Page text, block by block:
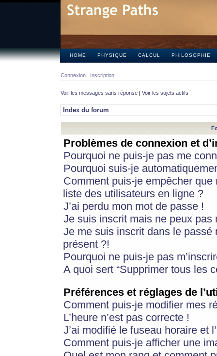
HOME PHYSIQUE CALCUL PHILOSOPHIE
Connexion Inscription
Voir les messages sans réponse | Voir les sujets actifs
Index du forum
Problèmes de connexion et
Pourquoi ne puis-je pas me
Pourquoi suis-je
Comment puis-je empêcher
liste des utilisateurs en ligne ?
J’ai perdu mon mot de passe !
Je suis inscrit mais ne peux pas
Je me suis inscrit dans le
présent ?!
Pourquoi ne puis-je pas
A quoi sert “Supprimer tous les
Préférences et réglages de
Comment puis-je modifier mes
L’heure n’est pas correcte !
J’ai modifié le fuseau horaire et
Comment puis-je afficher une